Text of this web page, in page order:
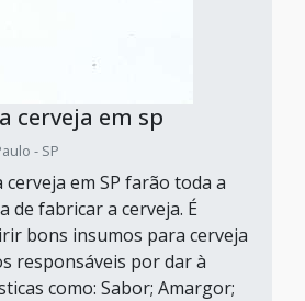
cerveja em sp
- SP
em SP farão toda a
de fabricar a cerveja. É
bons insumos para cerveja
responsáveis por dar à
como: Sabor; Amargor;